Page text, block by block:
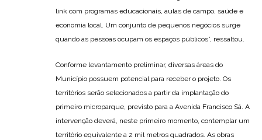
link com programas educacionais, aulas de campo, saúde e
economia local. Um conjunto de pequenos negócios surge
quando as pessoas ocupam os espaços públicos”, ressaltou.
Conforme levantamento preliminar, diversas áreas do
Município possuem potencial para receber o projeto. Os
territórios serão selecionados a partir da implantação do
primeiro microparque, previsto para a Avenida Francisco Sá. A
intervenção deverá, neste primeiro momento, contemplar um
território equivalente a 2 mil metros quadrados. As obras